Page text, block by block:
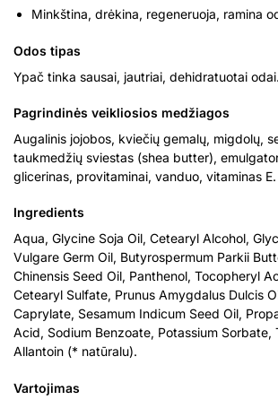
Minkština, drėkina, regeneruoja, ramina
Odos tipas
Ypač tinka sausai, jautriai, dehidratuotai odai.
Pagrindinės veikliosios medžiagos
Augalinis jojobos, kviečių gemalų, migdolų,
taukmedžių sviestas (shea butter),
glicerinas, provitaminai, vanduo, vitaminas E.
Ingredients
Aqua, Glycine Soja Oil, Cetearyl Alcohol,
Vulgare Germ Oil, Butyrospermum Parkii
Chinensis Seed Oil, Panthenol, Tocopheryl
Cetearyl Sulfate, Prunus Amygdalus Dulcis
Caprylate, Sesamum Indicum Seed Oil,
Acid, Sodium Benzoate, Potassium Sorbate,
Allantoin (* natūralu).
Vartojimas